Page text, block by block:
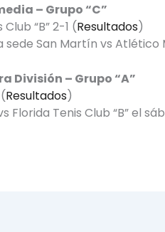
– Grupo “C”
“B” 2-1 (Resultados)
sede San Martín vs
División – Grupo “A”
Resultados)
Florida Tenis Club “B” el